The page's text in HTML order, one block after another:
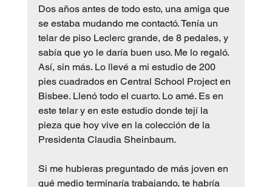
Dos años antes de todo esto, una amiga que
se estaba mudando me contactó. Tenía un
telar de piso Leclerc grande, de 8 pedales, y
sabía que yo le daría buen uso. Me lo regaló.
Así, sin más. Lo llevé a mi estudio de 200
pies cuadrados en Central School Project en
Bisbee. Llenó todo el cuarto. Lo amé. Es en
este telar y en este estudio donde tejí la
pieza que hoy vive en la colección de la
Presidenta Claudia Sheinbaum.
Si me hubieras preguntado de más joven en
qué medio terminaría trabajando, te habría